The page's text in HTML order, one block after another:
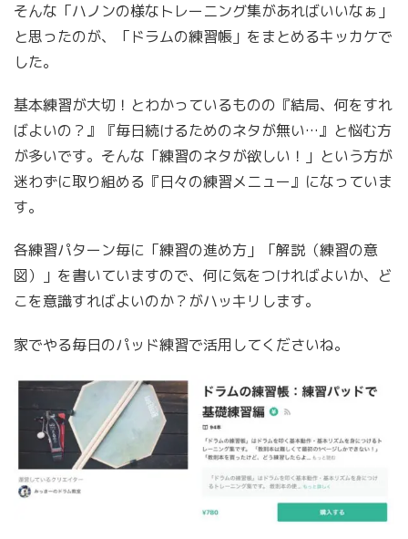
そんな「ハノンの様なトレーニング集があればいいなぁ」
と思ったのが、「ドラムの練習帳」をまとめるキッカケで
した。
基本練習が大切！とわかっているものの『結局、何をすれ
ばよいの？』『毎日続けるためのネタが無い…』と悩む方
が多いです。そんな「練習のネタが欲しい！」という方が
迷わずに取り組める『日々の練習メニュー』になっていま
す。
各練習パターン毎に「練習の進め方」「解説（練習の意
図）」を書いていますので、何に気をつければよいか、ど
こを意識すればよいのか？がハッキリします。
家でやる毎日のパッド練習で活用してくださいね。